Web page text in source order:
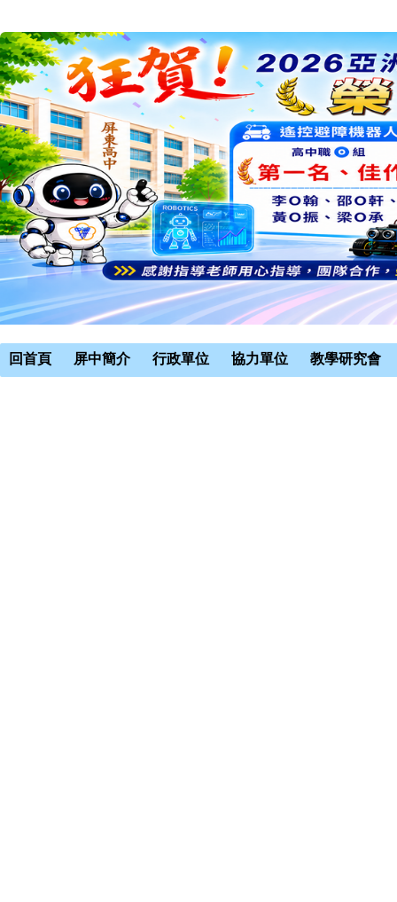
回首頁 屏中簡介 行政單位 協力單位 教學研究會